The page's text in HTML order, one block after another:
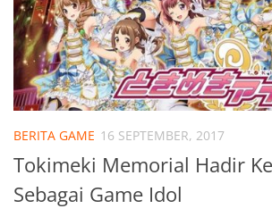
BERITA GAME 16 SEPTEMBER, 2017
Tokimeki Memorial Hadir
Sebagai Game Idol